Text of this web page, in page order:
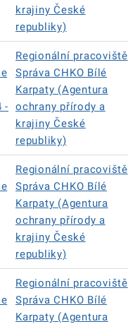
krajiny České
republiky)
-
Regionální pracoviště
Správa CHKO Bílé
Karpaty (Agentura
ochrany přírody a
krajiny České
republiky)
Regionální pracoviště
Správa CHKO Bílé
Karpaty (Agentura
ochrany přírody a
krajiny České
republiky)
Regionální pracoviště
Správa CHKO Bílé
Karpaty (Agentura